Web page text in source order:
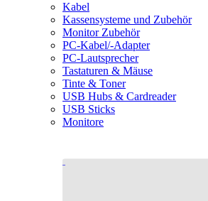
Kabel
Kassensysteme und Zubehör
Monitor Zubehör
PC-Kabel/-Adapter
PC-Lautsprecher
Tastaturen & Mäuse
Tinte & Toner
USB Hubs & Cardreader
USB Sticks
Monitore